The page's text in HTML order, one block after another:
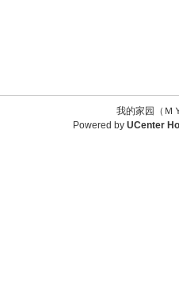
我的家园（
Powered by UCenter